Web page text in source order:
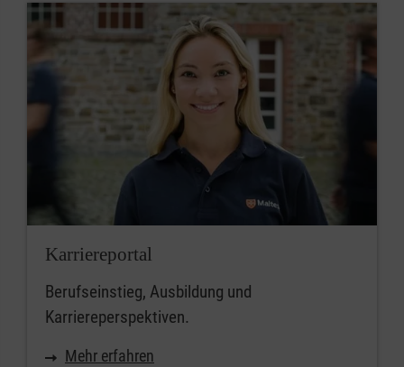
Karriereportal
Berufseinstieg, Ausbildung und
Karriereperspektiven.
Mehr erfahren